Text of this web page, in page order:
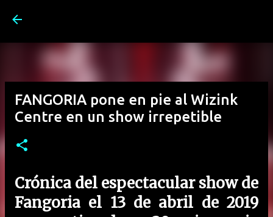
FANGORIA pone en pie al Wizink
Centre en un show irrepetible
Crónica del espectacular show de
Fangoria el 13 de abril de 2019